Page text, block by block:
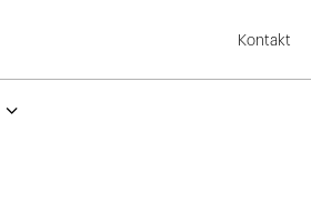
Kontakt